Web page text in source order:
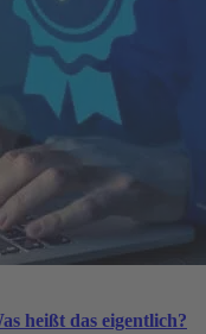
heißt das eigentlich?